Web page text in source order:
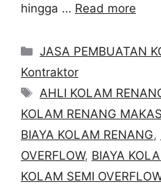
hingga … Read more
Categories
JASA PEMBUATAN
Kontraktor
Tags
AHLI KOLAM
KOLAM RENANG
BIAYA KOLAM RENANG,
OVERFLOW, BIAYA
KOLAM SEMI OVERFLOW